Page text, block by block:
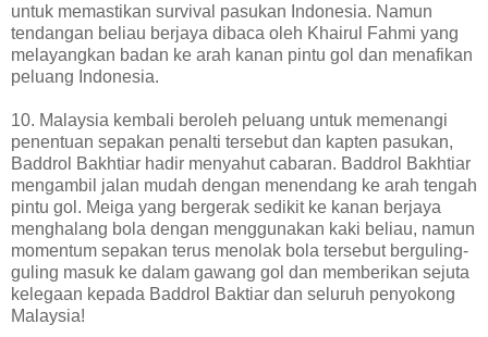
untuk memastikan survival pasukan Indonesia. Namun
tendangan beliau berjaya dibaca oleh Khairul Fahmi yang
melayangkan badan ke arah kanan pintu gol dan menafikan
peluang Indonesia.
10. Malaysia kembali beroleh peluang untuk memenangi
penentuan sepakan penalti tersebut dan kapten pasukan,
Baddrol Bakhtiar hadir menyahut cabaran. Baddrol Bakhtiar
mengambil jalan mudah dengan menendang ke arah tengah
pintu gol. Meiga yang bergerak sedikit ke kanan berjaya
menghalang bola dengan menggunakan kaki beliau, namun
momentum sepakan terus menolak bola tersebut berguling-
guling masuk ke dalam gawang gol dan memberikan sejuta
kelegaan kepada Baddrol Baktiar dan seluruh penyokong
Malaysia!